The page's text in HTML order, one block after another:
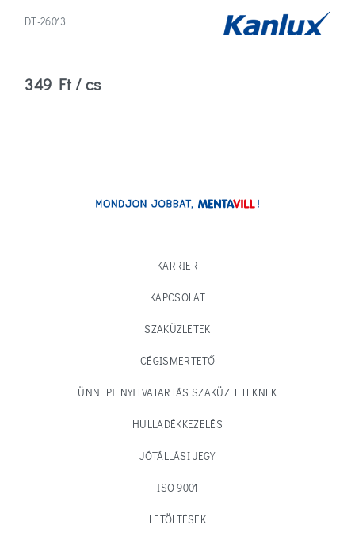
DT-26013
349 Ft / cs
KARRIER
KAPCSOLAT
SZAKÜZLETEK
CÉGISMERTETŐ
ÜNNEPI NYITVATARTÁS SZAKÜZLETEKNEK
HULLADÉKKEZELÉS
JÓTÁLLÁSI JEGY
ISO 9001
LETÖLTÉSEK